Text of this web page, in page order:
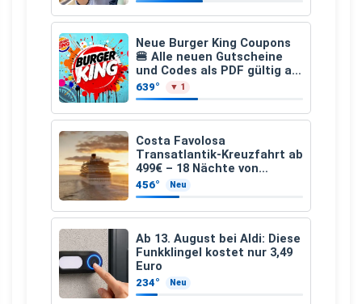
Neue Burger King Coupons
🍔 Alle neuen Gutscheine
und Codes als PDF gültig ab
25.07.2026 bis 04.09.2026
639° ▼ 1
Costa Favolosa
Transatlantik-Kreuzfahrt ab
499€ – 18 Nächte von
Hamburg nach Guadeloupe
456° Neu
Ab 13. August bei Aldi: Diese
Funkklingel kostet nur 3,49
Euro
234° Neu